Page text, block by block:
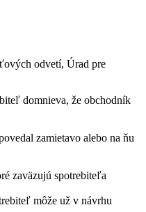
odvetí, Úrad pre
domnieva, že obchodník
zamietavo alebo na ňu
zaväzujú spotrebiteľa
môže už v návrhu